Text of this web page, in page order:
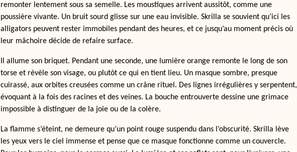
remonter lentement sous sa semelle. Les moustiques arrivent aussitôt, comme une
poussière vivante. Un bruit sourd glisse sur une eau invisible. Skrilla se souvient qu’ici les
alligators peuvent rester immobiles pendant des heures, et ce jusqu’au moment précis où
leur mâchoire décide de refaire surface.
Il allume son briquet. Pendant une seconde, une lumière orange remonte le long de son
torse et révèle son visage, ou plutôt ce qui en tient lieu. Un masque sombre, presque
cuirassé, aux orbites creusées comme un crâne rituel. Des lignes irrégulières y serpentent,
évoquant à la fois des racines et des veines. La bouche entrouverte dessine une grimace
impossible à distinguer de la joie ou de la colère.
La flamme s’éteint, ne demeure qu’un point rouge suspendu dans l’obscurité. Skrilla lève
les yeux vers le ciel immense et pense que ce masque fonctionne comme un couvercle.